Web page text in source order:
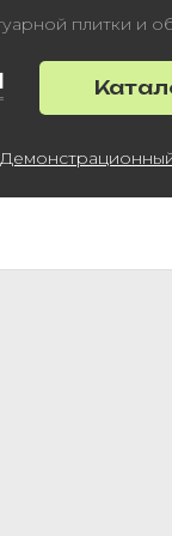
плитки и